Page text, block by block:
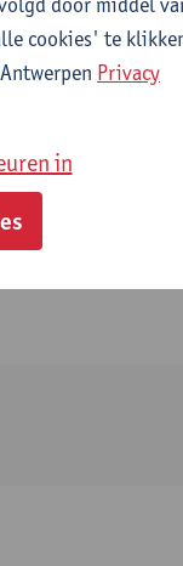
cookies' te
Privacy
in